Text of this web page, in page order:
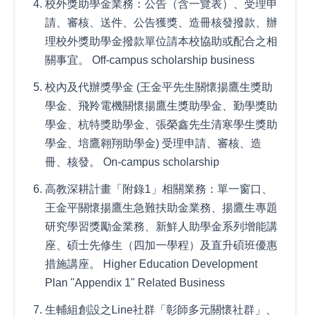
校外獎助學金業務：公告（含一覽表）、受理申
請、審核、送件、公告獲獎、造冊核發撥款、辦
理校外獎助學金撥款單位請本校協助或配合之相
關事宜。 Off-campus scholarship business
校內及代辦獎學金 (王金平先生關懷揚鷹生獎助
學金、飛羚電機關懷揚鷹生獎助學金、勤學獎助
學金、杭特獎助學金、張榮鑫先生清寒學生獎助
學金、培鷹翱翔助學金) 受理申請、審核、造
冊、核發。 On-campus scholarship
高教深耕計畫「附錄1」相關業務：單一窗口、
王金平關懷揚鷹生急難扶助金業務、揚鷹生專題
研究學習獎勵金業務、新鮮人助學金系列增能講
座、碩士先修生（四加一學程）及直升碩班優惠
措施講座。 Higher Education Development
Plan "Appendix 1" Related Business
生輔組創設之Line社群「彰師多元關懷社群」、